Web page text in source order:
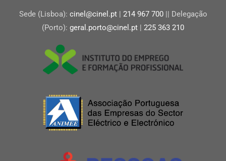
Sede (Lisboa): cinel@cinel.pt| 214 967 700|| Delegação
(Porto): geral.porto@cinel.pt | 225 363 210